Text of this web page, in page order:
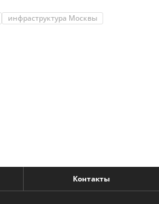
инфраструктура Москвы
Контакты